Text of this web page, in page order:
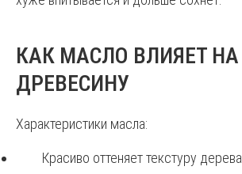
КАК МАСЛО ВЛИЯЕТ НА
ДРЕВЕСИНУ
Характеристики масла:
Красиво оттеняет текстуру дерева.